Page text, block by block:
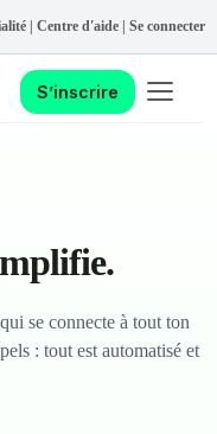
Centre d'aide Se connecter
S’inscrire
se connecte à tout ton
: tout est automatisé et